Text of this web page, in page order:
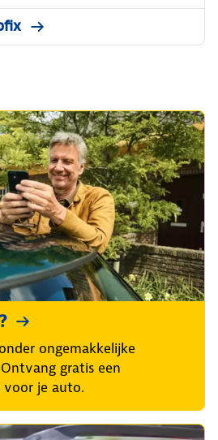
ongemakkelijke
gratis een
voor je auto.